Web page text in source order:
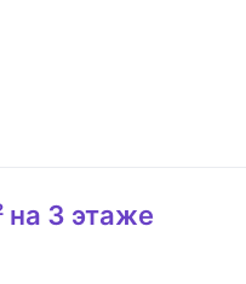
на 3 этаже